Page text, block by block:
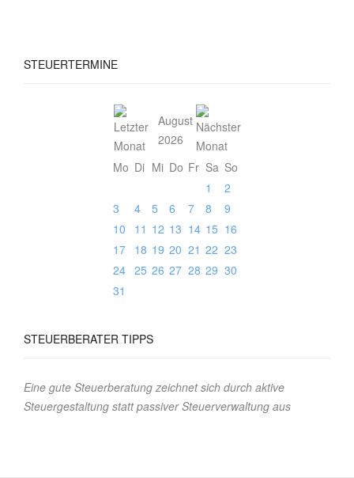
STEUERTERMINE
August
2026
Mo Di Mi Do Fr Sa So
1
2
3
4 5 6 7 8
9
10
11 12 13 14 15 16
17
18 19 20 21 22 23
24 25 26 27 28 29 30
31
STEUERBERATER TIPPS
Eine gute Steuerberatung zeichnet sich durch aktive
Steuergestaltung statt passiver Steuerverwaltung aus